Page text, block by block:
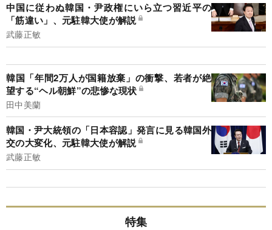
中国に従わぬ韓国・尹政権にいら立つ習近平の
「筋違い」、元駐韓大使が解説
武藤正敏
韓国「年間2万人が国籍放棄」の衝撃、若者が絶
望する“ヘル朝鮮”の悲惨な現状
田中美蘭
韓国・尹大統領の「日本容認」発言に見る韓国外
交の大変化、元駐韓大使が解説
武藤正敏
特集